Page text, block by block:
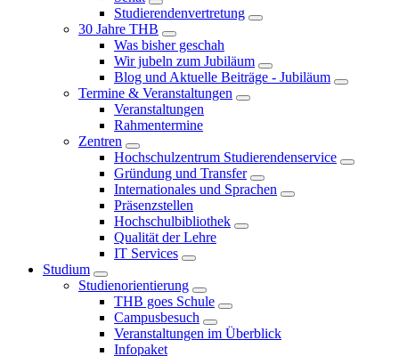
Studierendenvertretung
30 Jahre THB
Was bisher geschah
Wir jubeln zum Jubiläum
Blog und Aktuelle Beiträge - Jubiläum
Termine & Veranstaltungen
Veranstaltungen
Rahmentermine
Zentren
Hochschulzentrum Studierendenservice
Gründung und Transfer
Internationales und Sprachen
Präsenzstellen
Hochschulbibliothek
Qualität der Lehre
IT Services
Studium
Studienorientierung
THB goes Schule
Campusbesuch
Veranstaltungen im Überblick
Infopaket